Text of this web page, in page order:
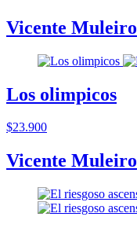
Vicente Muleiro
Los olimpicos
$23.900
Vicente Muleiro